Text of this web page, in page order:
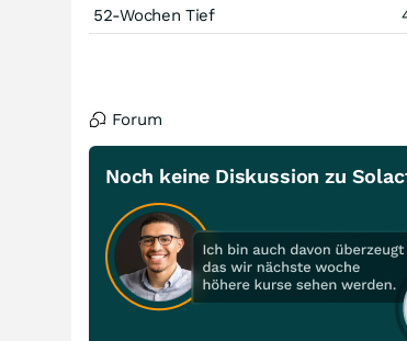
52-Wochen Tief
Forum
Noch keine Diskussion zu